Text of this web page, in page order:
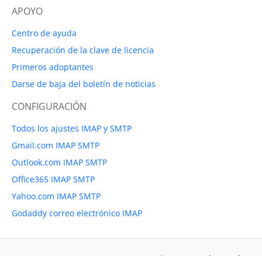
APOYO
Centro de ayuda
Recuperación de la clave de licencia
Primeros adoptantes
Darse de baja del boletín de noticias
CONFIGURACIÓN
Todos los ajustes IMAP y SMTP
Gmail.com IMAP SMTP
Outlook.com IMAP SMTP
Office365 IMAP SMTP
Yahoo.com IMAP SMTP
Godaddy correo electrónico IMAP